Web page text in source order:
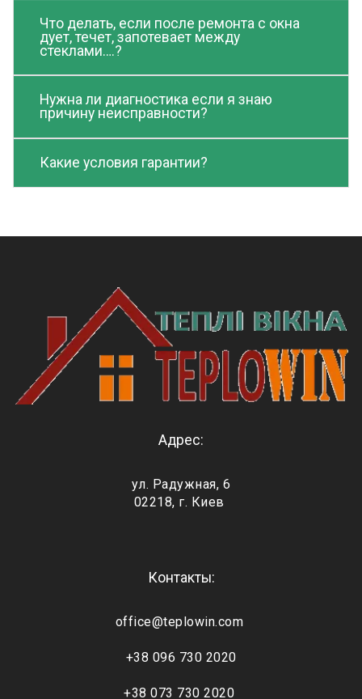
Что делать, если после ремонта с окна
дует, течет, запотевает между
стеклами….?
Нужна ли диагностика если я знаю
причину неисправности?
Какие условия гарантии?
Адрес:
ул. Радужная, 6
02218, г. Киев
Контакты:
office@teplowin.com
+38 096 730 2020
+38 073 730 2020